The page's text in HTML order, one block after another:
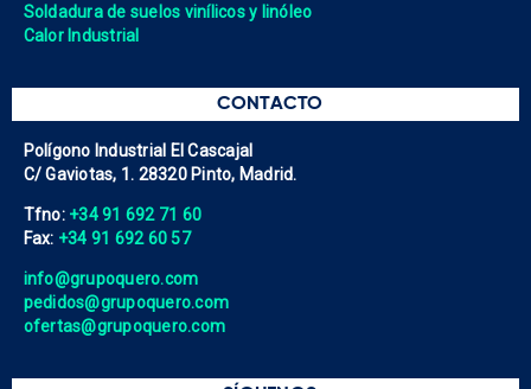
Soldadura de suelos vinílicos y linóleo
Calor Industrial
CONTACTO
Polígono Industrial El Cascajal
C/ Gaviotas, 1. 28320 Pinto, Madrid.
Tfno: +34 91 692 71 60
Fax: +34 91 692 60 57
info@grupoquero.com
pedidos@grupoquero.com
ofertas@grupoquero.com